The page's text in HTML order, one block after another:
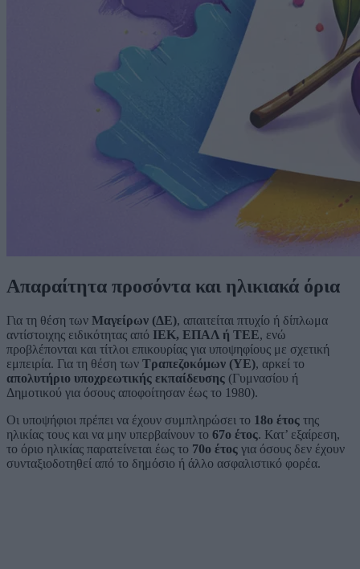
Απαραίτητα προσόντα και ηλικιακά όρια
Για τη θέση των Μαγείρων (ΔΕ), απαιτείται πτυχίο ή δίπλωμα
αντίστοιχης ειδικότητας από ΙΕΚ, ΕΠΑΛ ή ΤΕΕ, ενώ
προβλέπονται και τίτλοι επικουρίας για υποψηφίους με σχετική
εμπειρία. Για τη θέση των Τραπεζοκόμων (ΥΕ), αρκεί το
απολυτήριο υποχρεωτικής εκπαίδευσης (Γυμνασίου ή
Δημοτικού για όσους αποφοίτησαν έως το 1980).
Οι υποψήφιοι πρέπει να έχουν συμπληρώσει το 18ο έτος της
ηλικίας τους και να μην υπερβαίνουν το 67ο έτος. Κατ’ εξαίρεση,
το όριο ηλικίας παρατείνεται έως το 70ο έτος για όσους δεν έχουν
συνταξιοδοτηθεί από το δημόσιο ή άλλο ασφαλιστικό φορέα.